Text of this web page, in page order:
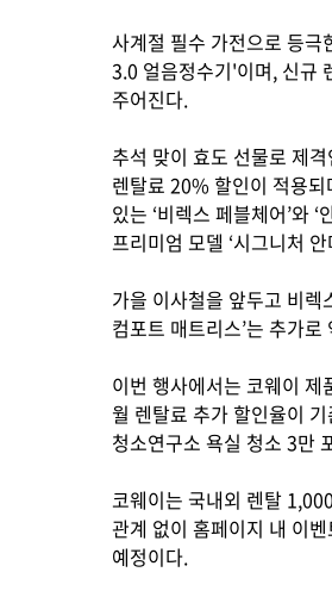
사계절 필수 가전으로 등
3.0 얼음정수기'이며, 신규
주어진다.
추석 맞이 효도 선물로 제
렌탈료 20% 할인이 적용
있는 ‘비렉스 페블체어’와
프리미엄 모델 ‘시그니처
가을 이사철을 앞두고 비렉
컴포트 매트리스’는 추가
이번 행사에서는 코웨이
월 렌탈료 추가 할인율이
청소연구소 욕실 청소 3만
코웨이는 국내외 렌탈
관계 없이 홈페이지 내 이
예정이다.